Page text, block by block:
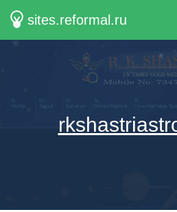
sites.reformal.ru